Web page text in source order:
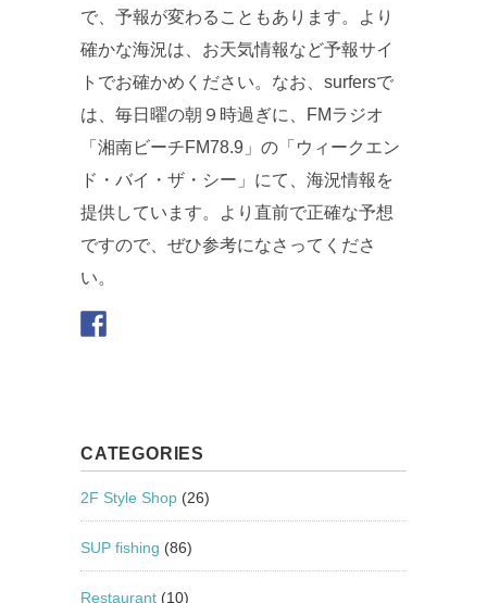
で、予報が変わることもあります。より
確かな海況は、お天気情報など予報サイ
トでお確かめください。なお、surfersで
は、毎日曜の朝９時過ぎに、FMラジオ
「湘南ビーチFM78.9」の「ウィークエン
ド・バイ・ザ・シー」にて、海況情報を
提供しています。より直前で正確な予想
ですので、ぜひ参考になさってくださ
い。
CATEGORIES
2F Style Shop (26)
SUP fishing (86)
Restaurant (10)